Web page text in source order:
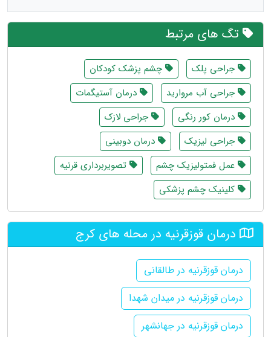
تگ های مرتبط
جراحی پلک
چشم پزشک کودکان
جراحی آب مروارید
درمان آستیگمات
درمان کور رنگی
جراحی لازک
جراحی لیزیک
درمان دوبینی
عمل فمتولیزیک چشم
تصویربرداری قرنیه
کلینیک چشم پزشکی
درمان قوزقرنیه در محله های کرج
درمان قوزقرنیه در طالقانی
درمان قوزقرنیه در میدان شهدا
درمان قوزقرنیه در جهانشهر